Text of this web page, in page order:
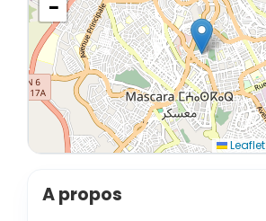
−
Leaflet
A propos